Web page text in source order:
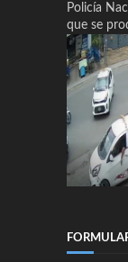
Policía
que se